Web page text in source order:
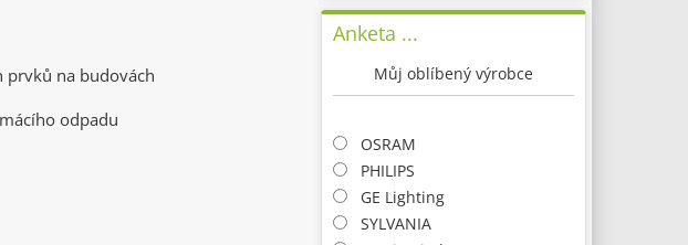
prvků na budovách
odpadu
Anketa ...
Můj oblíbený výrobce
OSRAM
PHILIPS
GE Lighting
SYLVANIA